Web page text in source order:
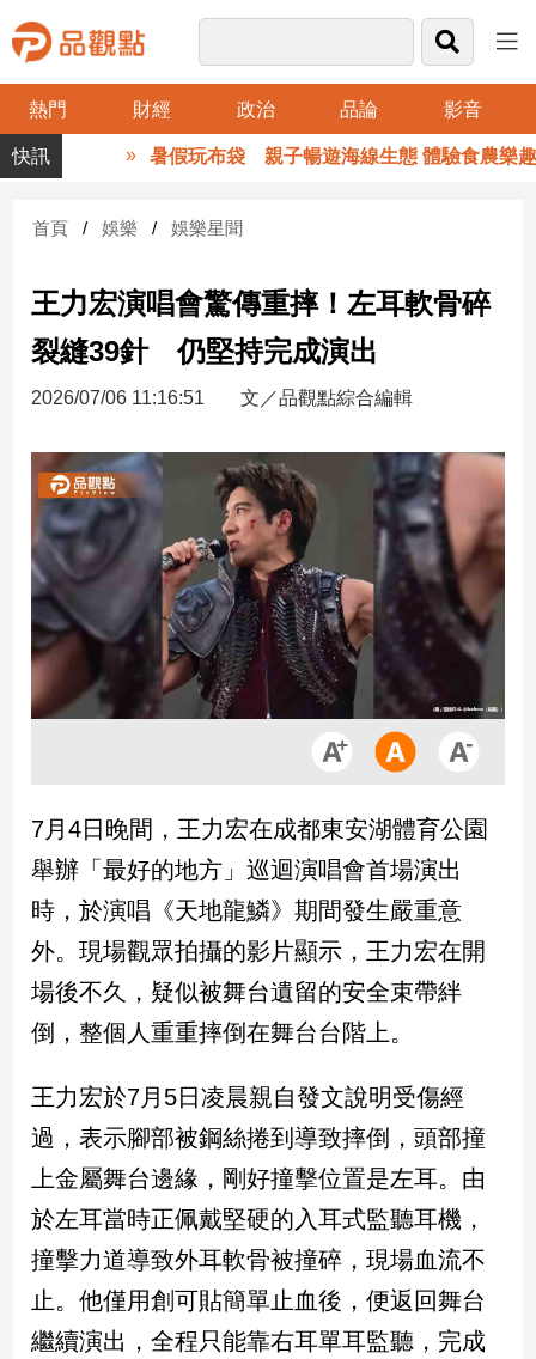
熱門 財經 政治 品論 影音
品
觀
財
台
財
新
產
經/
股
市
房
地
產
品
政
治
政
治
焦
品
觀
民
調
國
會
點
觀
點
暑假玩布袋 親子暢遊海線生態 體驗食農樂趣
首頁 娛樂 娛樂星聞
王力宏演唱會驚傳重摔！左耳軟骨碎
裂縫39針 仍堅持完成演出
2026/07/06 11:16:51 文／品觀點綜合編輯
7月4日晚間，王力宏在成都東安湖體育公園
舉辦「最好的地方」巡迴演唱會首場演出
時，於演唱《天地龍鱗》期間發生嚴重意
外。現場觀眾拍攝的影片顯示，王力宏在開
場後不久，疑似被舞台遺留的安全束帶絆
倒，整個人重重摔倒在舞台台階上。
王力宏於7月5日凌晨親自發文說明受傷經
過，表示腳部被鋼絲捲到導致摔倒，頭部撞
上金屬舞台邊緣，剛好撞擊位置是左耳。由
於左耳當時正佩戴堅硬的入耳式監聽耳機，
撞擊力道導致外耳軟骨被撞碎，現場血流不
止。他僅用創可貼簡單止血後，便返回舞台
繼續演出，全程只能靠右耳單耳監聽，完成